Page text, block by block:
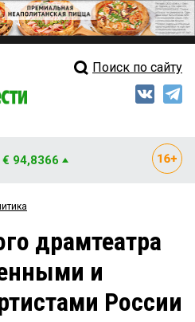
Свежий выпуск
Рейтинги
Блоги
Архив
Поиск по сайту
€ 94,8366
драмтеатра
и
России